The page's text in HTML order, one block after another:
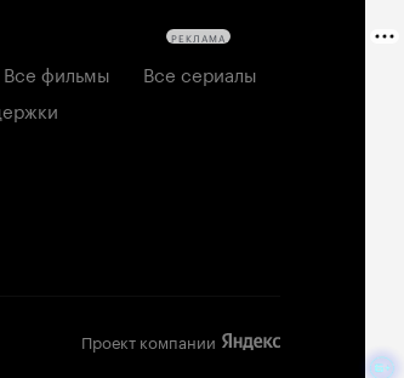
Все фильмы
Все сериалы
Проект компании
РЕКЛАМА